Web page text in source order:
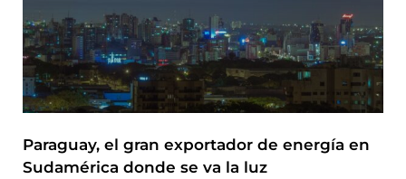
Paraguay, el gran exportador de energía en
Sudamérica donde se va la luz